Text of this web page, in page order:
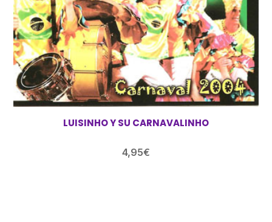
LUISINHO Y SU CARNAVALINHO
4,95€